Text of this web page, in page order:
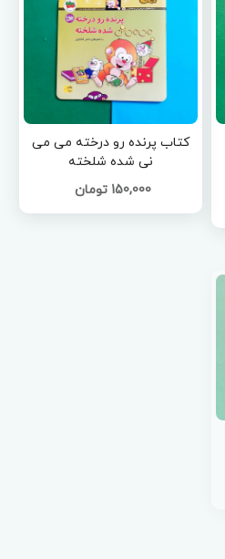
کتاب پرنده رو درخته می می
نی شده شلخته
150,000 تومان